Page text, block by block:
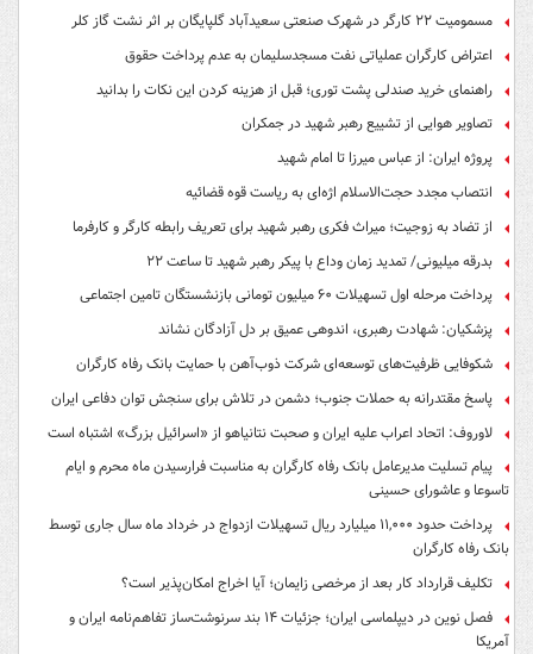
مسمومیت ۲۲ کارگر در شهرک صنعتی سعیدآباد گلپایگان بر اثر نشت گاز کلر
اعتراض کارگران عملیاتی نفت مسجدسلیمان به عدم پرداخت حقوق
راهنمای خرید صندلی پشت توری؛ قبل از هزینه کردن این نکات را بدانید
تصاویر هوایی از تشییع رهبر شهید در جمکران
پروژه ایران: از عباس میرزا تا امام شهید
انتصاب مجدد حجت‌الاسلام اژه‌ای به ریاست قوه‌ قضائیه
از تضاد به زوجیت؛ میراث فکری رهبر شهید برای تعریف رابطه کارگر و کارفرما
بدرقه میلیونی/ تمدید زمان وداع با پیکر رهبر شهید تا ساعت ۲۲
پرداخت مرحله اول تسهیلات ۶۰ میلیون تومانی بازنشستگان تامین اجتماعی
پزشکیان: شهادت رهبری، اندوهی عمیق بر دل آزادگان نشاند
شکوفایی ظرفیت‌های توسعه‌ای شرکت ذوب‌آهن با حمایت‌ بانک رفاه کارگران
پاسخ مقتدرانه به حملات جنوب؛ دشمن در تلاش برای سنجش توان دفاعی ایران
لاوروف: اتحاد اعراب علیه ایران و صحبت نتانیاهو از «اسرائیل بزرگ» اشتباه است
پیام تسلیت مدیرعامل بانک رفاه کارگران به مناسبت فرارسیدن ماه محرم و ایام
تاسوعا و عاشورای حسینی
پرداخت حدود ۱۱,۰۰۰ میلیارد ریال تسهیلات ازدواج در خرداد ماه سال جاری توسط
بانک رفاه کارگران
تکلیف قرارداد کار بعد از مرخصی زایمان؛ آیا اخراج امکان‌پذیر است؟
فصل نوین در دیپلماسی ایران؛ جزئیات ۱۴ بند سرنوشت‌ساز تفاهم‌نامه ایران و
آمریکا